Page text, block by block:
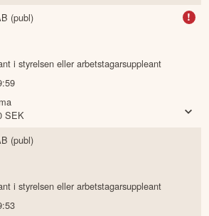
(publ) !
i styrelsen eller arbetstagarsuppleant
SEK
(publ)
i styrelsen eller arbetstagarsuppleant